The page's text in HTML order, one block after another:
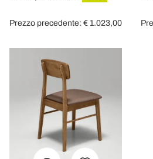
Prezzo precedente: € 1.023,00